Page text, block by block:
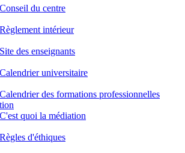
Conseil du centre
Règlement intérieur
Site des enseignants
Calendrier universitaire
Calendrier des formations professionnelles
C'est quoi la médiation
Règles d'éthiques